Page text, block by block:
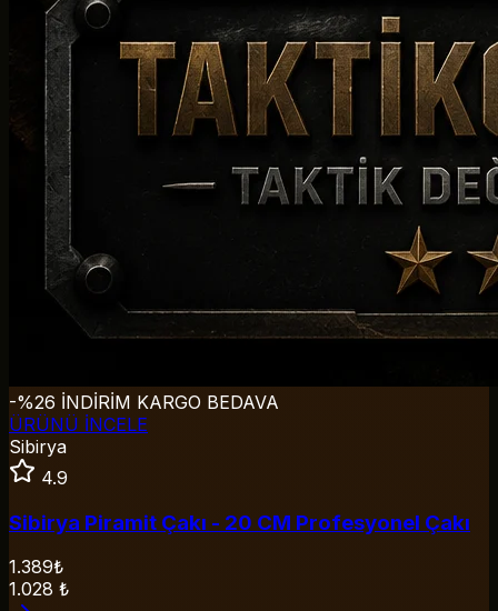
-%26 İNDİRİM KARGO BEDAVA
ÜRÜNÜ İNCELE
Sibirya
4.9
Sibirya Piramit Çakı - 20 CM Profesyonel Çakı
1.389₺
1.028 ₺